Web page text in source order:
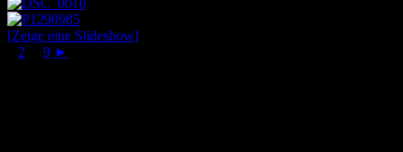
[Zeige eine Slideshow]
2 9 ►